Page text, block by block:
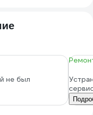
не был